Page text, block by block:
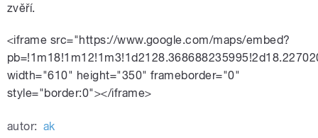
zvěří.
<iframe src="https://www.google.com/maps/embed?
width="610" height="350" frameborder="0"
style="border:0"></iframe>
autor: ak